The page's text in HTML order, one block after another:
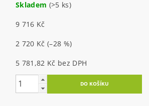
Skladem (>5 ks)
9 716 Kč
2 720 Kč (–28 %)
5 781,82 Kč bez DPH